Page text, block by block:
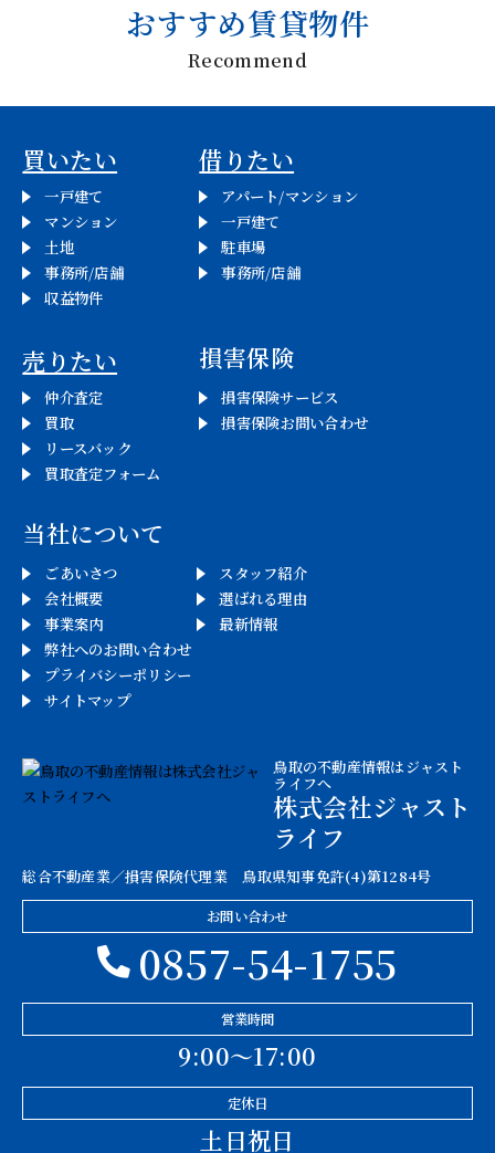
おすすめ賃貸物件
Recommend
買いたい
一戸建て
マンション
土地
事務所/店舗
収益物件
借りたい
アパート/マンション
一戸建て
駐車場
事務所/店舗
売りたい
仲介査定
買取
リースバック
買取査定フォーム
損害保険
損害保険サービス
損害保険お問い合わせ
当社について
ごあいさつ
会社概要
事業案内
スタッフ紹介
選ばれる理由
最新情報
弊社へのお問い合わせ
プライバシーポリシー
サイトマップ
鳥取の不動産情報はジャスト
ライフへ
株式会社ジャスト
ライフ
総合不動産業／損害保険代理業 鳥取県知事免許(4)第1284号
お問い合わせ
0857-54-1755
営業時間
9:00〜17:00
定休日
土日祝日